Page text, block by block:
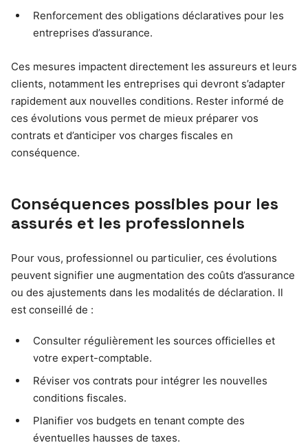
Renforcement des obligations déclaratives pour les
entreprises d’assurance.
Ces mesures impactent directement les assureurs et leurs
clients, notamment les entreprises qui devront s’adapter
rapidement aux nouvelles conditions. Rester informé de
ces évolutions vous permet de mieux préparer vos
contrats et d’anticiper vos charges fiscales en
conséquence.
Conséquences possibles pour les
assurés et les professionnels
Pour vous, professionnel ou particulier, ces évolutions
peuvent signifier une augmentation des coûts d’assurance
ou des ajustements dans les modalités de déclaration. Il
est conseillé de :
Consulter régulièrement les sources officielles et
votre expert-comptable.
Réviser vos contrats pour intégrer les nouvelles
conditions fiscales.
Planifier vos budgets en tenant compte des
éventuelles hausses de taxes.